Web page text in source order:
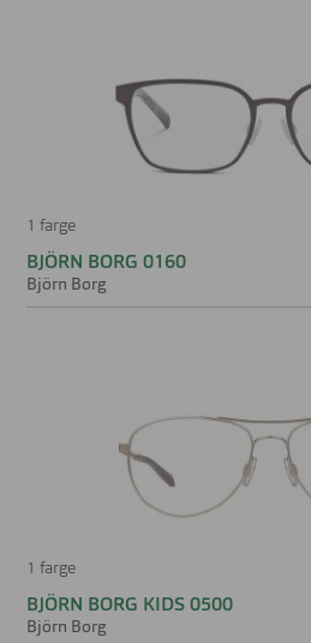
1 farge
BJÖRN BORG 0160
Björn Borg
1 farge
BJÖRN BORG KIDS 0500
Björn Borg